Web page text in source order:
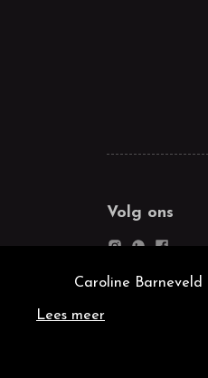
Volg ons
Caroline Barneveld
Lees meer